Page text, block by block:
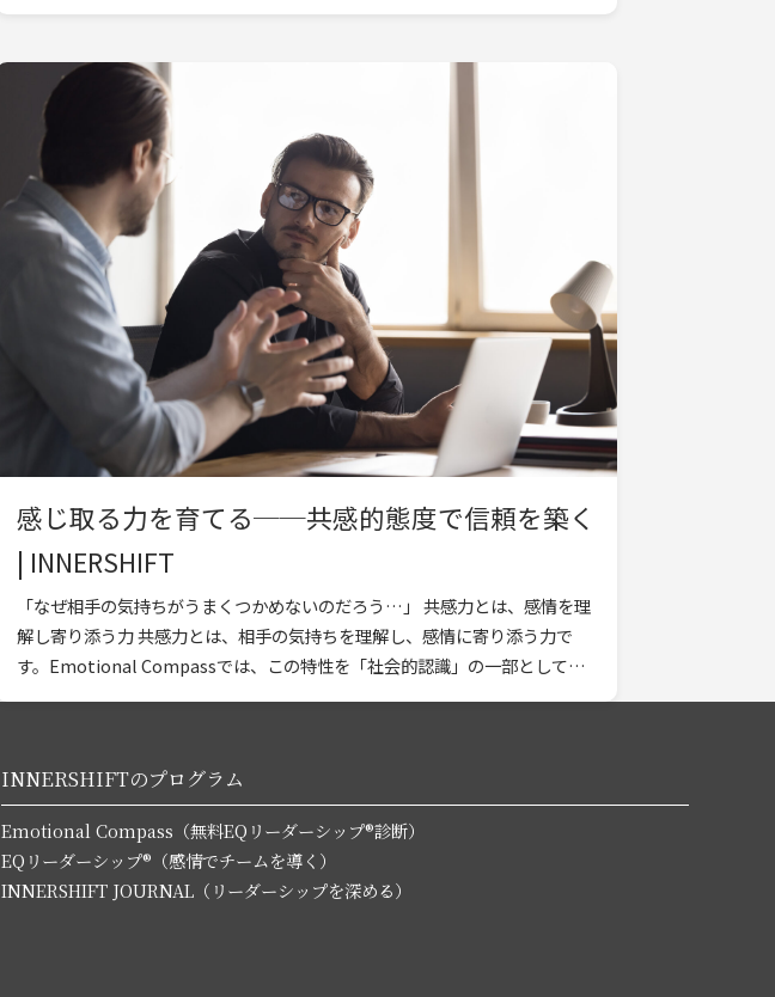
感じ取る力を育てる──共感的態度で信頼を築く
| INNERSHIFT
「なぜ相手の気持ちがうまくつかめないのだろう…」 共感力とは、感情を理
解し寄り添う力 共感力とは、相手の気持ちを理解し、感情に寄り添う力で
す。Emotional Compassでは、この特性を「社会的認識」の一部として位
INNERSHIFTのプログラム
Emotional Compass（無料EQリーダーシップ®診断）
EQリーダーシップ®（感情でチームを導く）
INNERSHIFT JOURNAL（リーダーシップを深める）